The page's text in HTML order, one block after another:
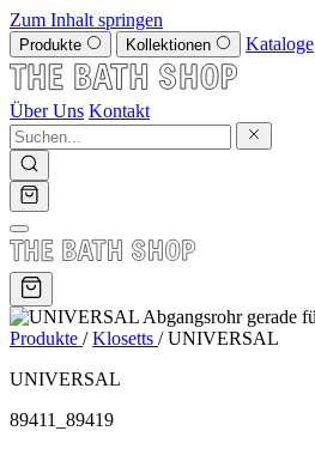
Zum Inhalt springen
Produkte Kollektionen Kataloge
Über Uns Kontakt
Produkte / Klosetts / UNIVERSAL
UNIVERSAL
89411_89419